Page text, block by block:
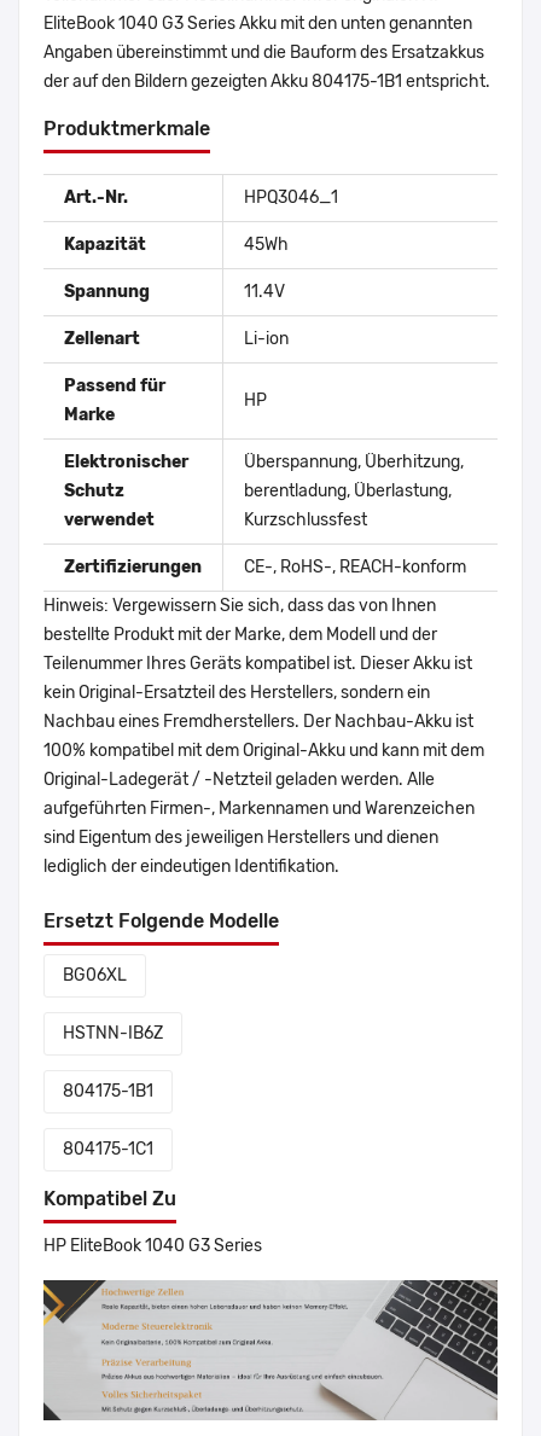
EliteBook 1040 G3 Series Akku mit den unten genannten
Angaben übereinstimmt und die Bauform des Ersatzakkus
der auf den Bildern gezeigten Akku 804175-1B1 entspricht.
Produktmerkmale
Art.-Nr. HPQ3046_1
Kapazität 45Wh
Spannung 11.4V
Zellenart Li-ion
Passend für
Marke
HP
Elektronischer
Schutz
verwendet
Überspannung, Überhitzung,
berentladung, Überlastung,
Kurzschlussfest
Zertifizierungen
CE-, RoHS-, REACH-konform
Hinweis: Vergewissern Sie sich, dass das von Ihnen
bestellte Produkt mit der Marke, dem Modell und der
Teilenummer Ihres Geräts kompatibel ist. Dieser Akku ist
kein Original-Ersatzteil des Herstellers, sondern ein
Nachbau eines Fremdherstellers. Der Nachbau-Akku ist
100% kompatibel mit dem Original-Akku und kann mit dem
Original-Ladegerät / -Netzteil geladen werden. Alle
aufgeführten Firmen-, Markennamen und Warenzeichen
sind Eigentum des jeweiligen Herstellers und dienen
lediglich der eindeutigen Identifikation.
Ersetzt Folgende Modelle
BG06XL
HSTNN-IB6Z
804175-1B1
804175-1C1
Kompatibel Zu
HP EliteBook 1040 G3 Series